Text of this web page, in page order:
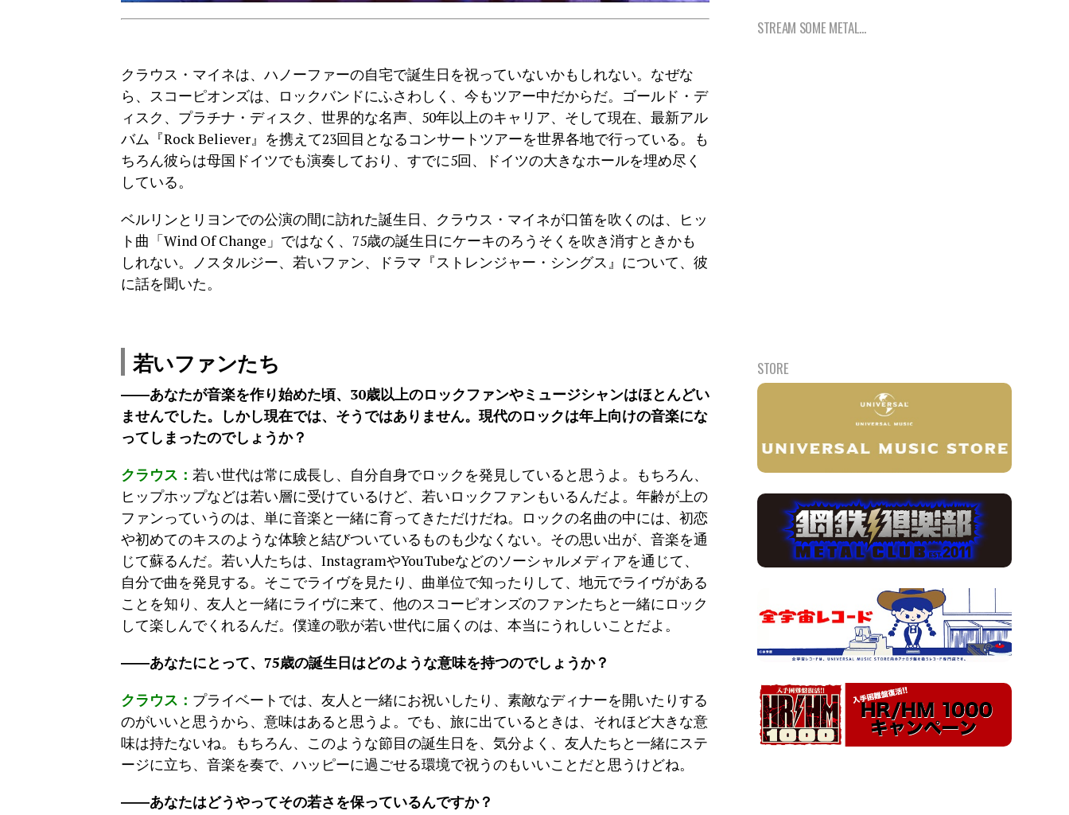
クラウス・マイネは、ハノーファーの自宅で誕生日を祝っていないかもしれない。なぜな
ら、スコーピオンズは、ロックバンドにふさわしく、今もツアー中だからだ。ゴールド・デ
ィスク、プラチナ・ディスク、世界的な名声、50年以上のキャリア、そして現在、最新アル
バム『Rock Believer』を携えて23回目となるコンサートツアーを世界各地で行っている。も
ちろん彼らは母国ドイツでも演奏しており、すでに5回、ドイツの大きなホールを埋め尽く
している。
ベルリンとリヨンでの公演の間に訪れた誕生日、クラウス・マイネが口笛を吹くのは、ヒッ
ト曲「Wind Of Change」ではなく、75歳の誕生日にケーキのろうそくを吹き消すときかも
しれない。ノスタルジー、若いファン、ドラマ『ストレンジャー・シングス』について、彼
に話を聞いた。
若いファンたち
――あなたが音楽を作り始めた頃、30歳以上のロックファンやミュージシャンはほとんどい
ませんでした。しかし現在では、そうではありません。現代のロックは年上向けの音楽にな
ってしまったのでしょうか？
クラウス： 若い世代は常に成長し、自分自身でロックを発見していると思うよ。もちろん、
ヒップホップなどは若い層に受けているけど、若いロックファンもいるんだよ。年齢が上の
ファンっていうのは、単に音楽と一緒に育ってきただけだね。ロックの名曲の中には、初恋
や初めてのキスのような体験と結びついているものも少なくない。その思い出が、音楽を通
じて蘇るんだ。若い人たちは、InstagramやYouTubeなどのソーシャルメディアを通じて、
自分で曲を発見する。そこでライヴを見たり、曲単位で知ったりして、地元でライヴがある
ことを知り、友人と一緒にライヴに来て、他のスコーピオンズのファンたちと一緒にロック
して楽しんでくれるんだ。僕達の歌が若い世代に届くのは、本当にうれしいことだよ。
――あなたにとって、75歳の誕生日はどのような意味を持つのでしょうか？
クラウス： プライベートでは、友人と一緒にお祝いしたり、素敵なディナーを開いたりする
のがいいと思うから、意味はあると思うよ。でも、旅に出ているときは、それほど大きな意
味は持たないね。もちろん、このような節目の誕生日を、気分よく、友人たちと一緒にステ
ージに立ち、音楽を奏で、ハッピーに過ごせる環境で祝うのもいいことだと思うけどね。
――あなたはどうやってその若さを保っているんですか？
STREAM SOME METAL...
STORE